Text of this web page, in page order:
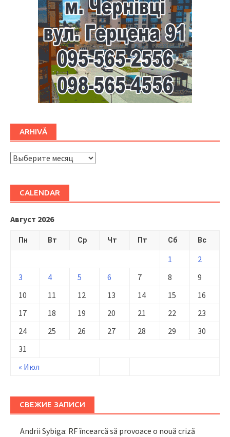
ARHIVĂ
ARHIVĂ
CALENDAR
Август 2026
Пн Вт Ср Чт Пт Сб Вс
« Июл
1
2
3
4 5 6 7 8
9
10
11 12 13 14 15
16
17
18 19 20 21 22
23
24
25 26 27 28 29
30
31
СВЕЖИЕ ЗАПИСИ
Andrii Sybiga: RF încearcă să provoace o nouă criză